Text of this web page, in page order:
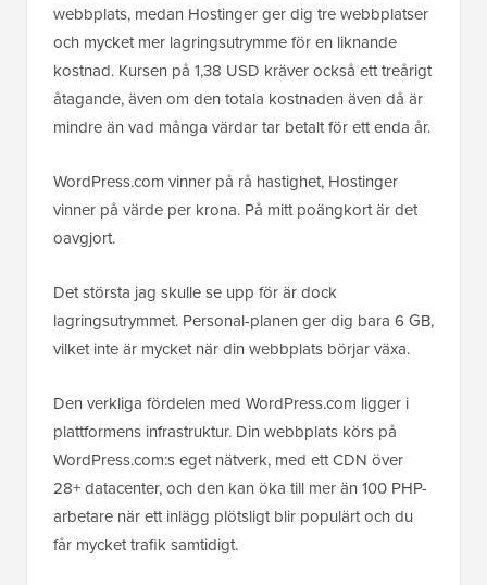
webbplats, medan Hostinger ger dig tre webbplatser
och mycket mer lagringsutrymme för en liknande
kostnad. Kursen på 1,38 USD kräver också ett treårigt
åtagande, även om den totala kostnaden även då är
mindre än vad många värdar tar betalt för ett enda år.
WordPress.com vinner på rå hastighet, Hostinger
vinner på värde per krona. På mitt poängkort är det
oavgjort.
Det största jag skulle se upp för är dock
lagringsutrymmet. Personal-planen ger dig bara 6 GB,
vilket inte är mycket när din webbplats börjar växa.
Den verkliga fördelen med WordPress.com ligger i
plattformens infrastruktur. Din webbplats körs på
WordPress.com:s eget nätverk, med ett CDN över
28+ datacenter, och den kan öka till mer än 100 PHP-
arbetare när ett inlägg plötsligt blir populärt och du
får mycket trafik samtidigt.